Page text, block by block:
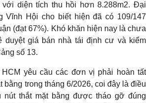
diện tích thu hồi hơn 8.288m2. Đại
Vĩnh Hội cho biết hiện đã có 109/147
(đạt 67%). Khó khăn hiện nay là chưa
duyệt giá bán nhà tái định cư và kiểm
số 13.
yêu cầu các đơn vị phải hoàn tất
bằng trong tháng 6/2026, coi đây là điều
nút thắt mặt bằng được tháo gỡ đúng